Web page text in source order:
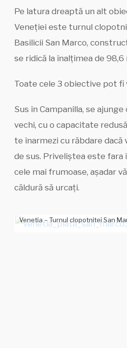
Pe latura dreaptă un alt
Veneției este turnul
Basilicii San Marco,
se ridică la înalțimea de
Toate cele 3 obiective pot fi
Sus în Campanilla, se
vechi, cu o capacitate
te înarmezi cu răbdare dacă
de sus. Priveliștea este fara
cele mai frumoase, așadar
căldură să urcați.
Venetia – Turnul clopotnitei San